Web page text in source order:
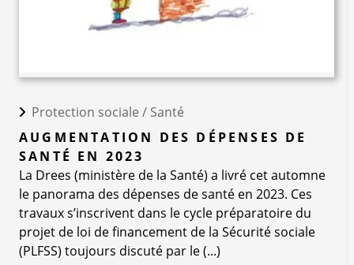
Protection sociale / Santé
AUGMENTATION DES DÉPENSES DE
SANTÉ EN 2023
La Drees (ministère de la Santé) a livré cet automne
le panorama des dépenses de santé en 2023. Ces
travaux s’inscrivent dans le cycle préparatoire du
projet de loi de financement de la Sécurité sociale
(PLFSS) toujours discuté par le (...)